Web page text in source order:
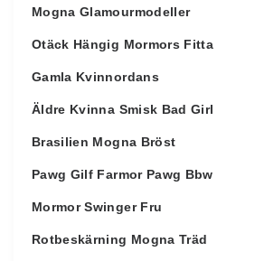
Mogna Glamourmodeller
Otäck Hängig Mormors Fitta
Gamla Kvinnordans
Äldre Kvinna Smisk Bad Girl
Brasilien Mogna Bröst
Pawg Gilf Farmor Pawg Bbw
Mormor Swinger Fru
Rotbeskärning Mogna Träd